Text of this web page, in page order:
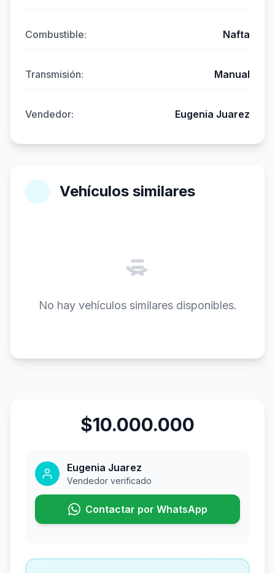
Combustible: Nafta
Transmisión: Manual
Vendedor: Eugenia Juarez
Vehículos similares
No hay vehículos similares disponibles.
$10.000.000
Eugenia Juarez
Vendedor verificado
Contactar por WhatsApp